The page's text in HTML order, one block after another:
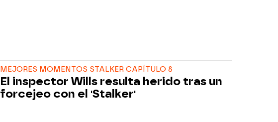
MEJORES MOMENTOS STALKER CAPÍTULO 8
El inspector Wills resulta herido tras un
forcejeo con el 'Stalker'